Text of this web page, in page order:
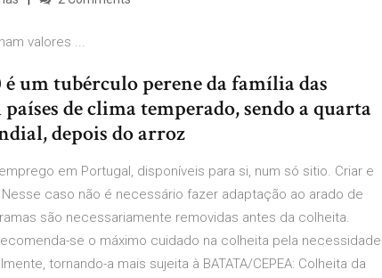
valores ...
um tubérculo perene da família das
de clima temperado, sendo a quarta
depois do arroz
em Portugal, disponíveis para si, num só sitio. Criar e
caso não é necessário fazer adaptação ao arado de
são necessariamente removidas antes da colheita.
se o máximo cuidado na colheita pela necessidade
tornando-a mais sujeita à BATATA/CEPEA: Colheita da